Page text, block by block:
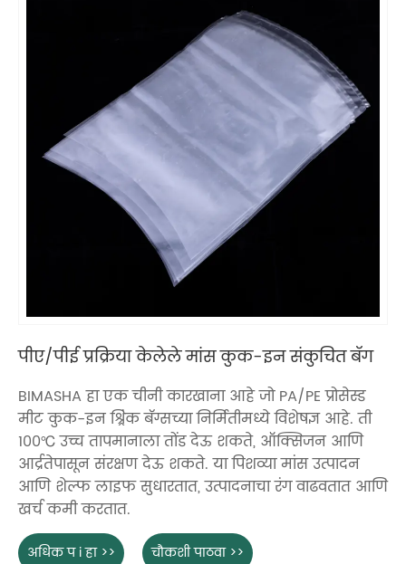
पीए/पीई प्रक्रिया केलेले मांस कुक-इन संकुचित बॅग
BIMASHA हा एक चीनी कारखाना आहे जो PA/PE प्रोसेस्ड
मीट कुक-इन श्र्रिंक बॅग्सच्या निर्मितीमध्ये विशेषज्ञ आहे. ती
100℃ उच्च तापमानाला तोंड देऊ शकते, ऑक्सिजन आणि
आर्द्रतेपासून संरक्षण देऊ शकते. या पिशव्या मांस उत्पादन
आणि शेल्फ लाइफ सुधारतात, उत्पादनाचा रंग वाढवतात आणि
खर्च कमी करतात.
अधिक प i हा >> चौकशी पाठवा >>